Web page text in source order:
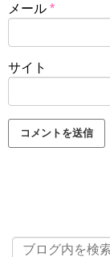
メール *
サイト